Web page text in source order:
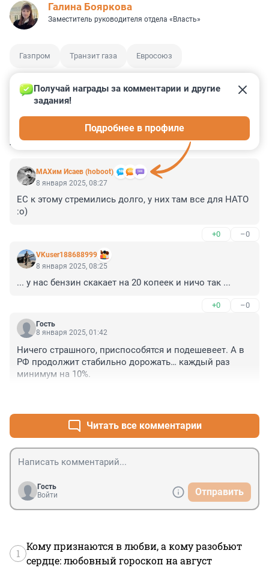
Галина Бояркова
Заместитель руководителя отдела «Власть»
Газпром Транзит газа Евросоюз
КОММЕНТАРИИ 68
МАХим Исаев (hoboot)
Получай награды за комментарии и другие
задания!
Подробнее в профиле
8 января 2025, 08:27
ЕС к этому стремились долго, у них там все для НАТО
:о)
+0 –0
VKuser188688999
8 января 2025, 08:25
... у нас бензин скакает на 20 копеек и ничо так ...
+0 –0
Гость
8 января 2025, 01:42
Ничего страшного, приспособятся и подешевеет. А в
РФ продолжит стабильно дорожать… каждый раз
минимум на 10%.
Читать все комментарии
Гость
Войти
Отправить
1
Кому признаются в любви, а кому разобьют
сердце: любовный гороскоп на август